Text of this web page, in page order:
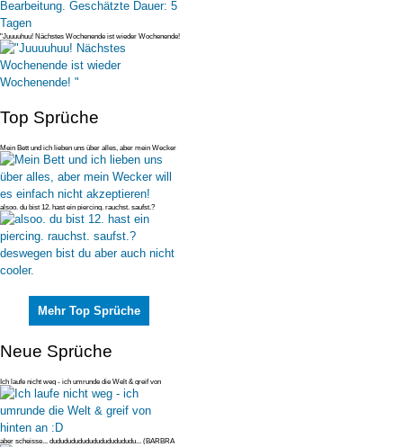
"Juuuuhuu! Nächstes Wochenende ist wieder Wochenende!
"
Top Sprüche
Mein Bett und ich lieben uns über alles, aber mein Wecker
will es einfac
alsoo. du bist 12. hast ein piercing. rauchst. saufst.?
deswegen bist du
Mehr Top Sprüche
Neue Sprüche
Ich laufe nicht weg - ich umrunde die Welt & greif von
hinten an :D
aber scheisse... dudududududududududududu... (BARBRA